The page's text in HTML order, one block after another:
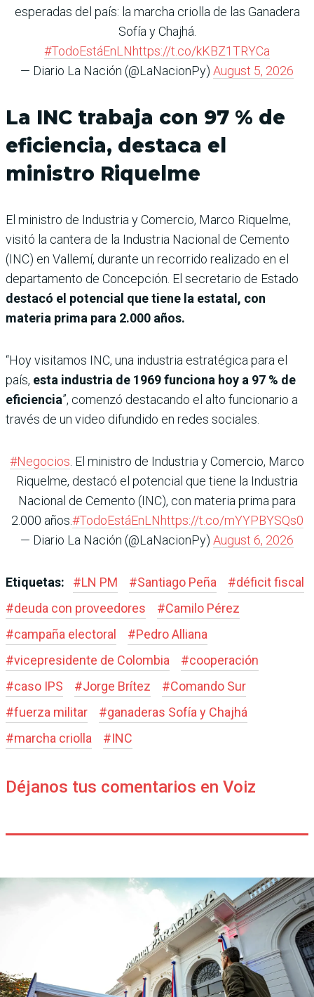
esperadas del país: la marcha criolla de las Ganadera
Sofía y Chajhá.
#TodoEstáEnLNhttps://t.co/kKBZ1TRYCa
— Diario La Nación (@LaNacionPy) August 5, 2026
La INC trabaja con 97 % de
eficiencia, destaca el
ministro Riquelme
El ministro de Industria y Comercio, Marco Riquelme,
visitó la cantera de la Industria Nacional de Cemento
(INC) en Vallemí, durante un recorrido realizado en el
departamento de Concepción. El secretario de Estado
destacó el potencial que tiene la estatal, con
materia prima para 2.000 años.
“Hoy visitamos INC, una industria estratégica para el
país, esta industria de 1969 funciona hoy a 97 % de
eficiencia”, comenzó destacando el alto funcionario a
través de un video difundido en redes sociales.
#Negocios . El ministro de Industria y Comercio, Marco
Riquelme, destacó el potencial que tiene la Industria
Nacional de Cemento (INC), con materia prima para
2.000 años.#TodoEstáEnLNhttps://t.co/mYYPBYSQs0
— Diario La Nación (@LaNacionPy) August 6, 2026
Etiquetas: #LN PM #Santiago Peña #déficit fiscal
#deuda con proveedores #Camilo Pérez
#campaña electoral #Pedro Alliana
#vicepresidente de Colombia #cooperación
#caso IPS #Jorge Brítez #Comando Sur
#fuerza militar #ganaderas Sofía y Chajhá
#marcha criolla #INC
Déjanos tus comentarios en Voiz